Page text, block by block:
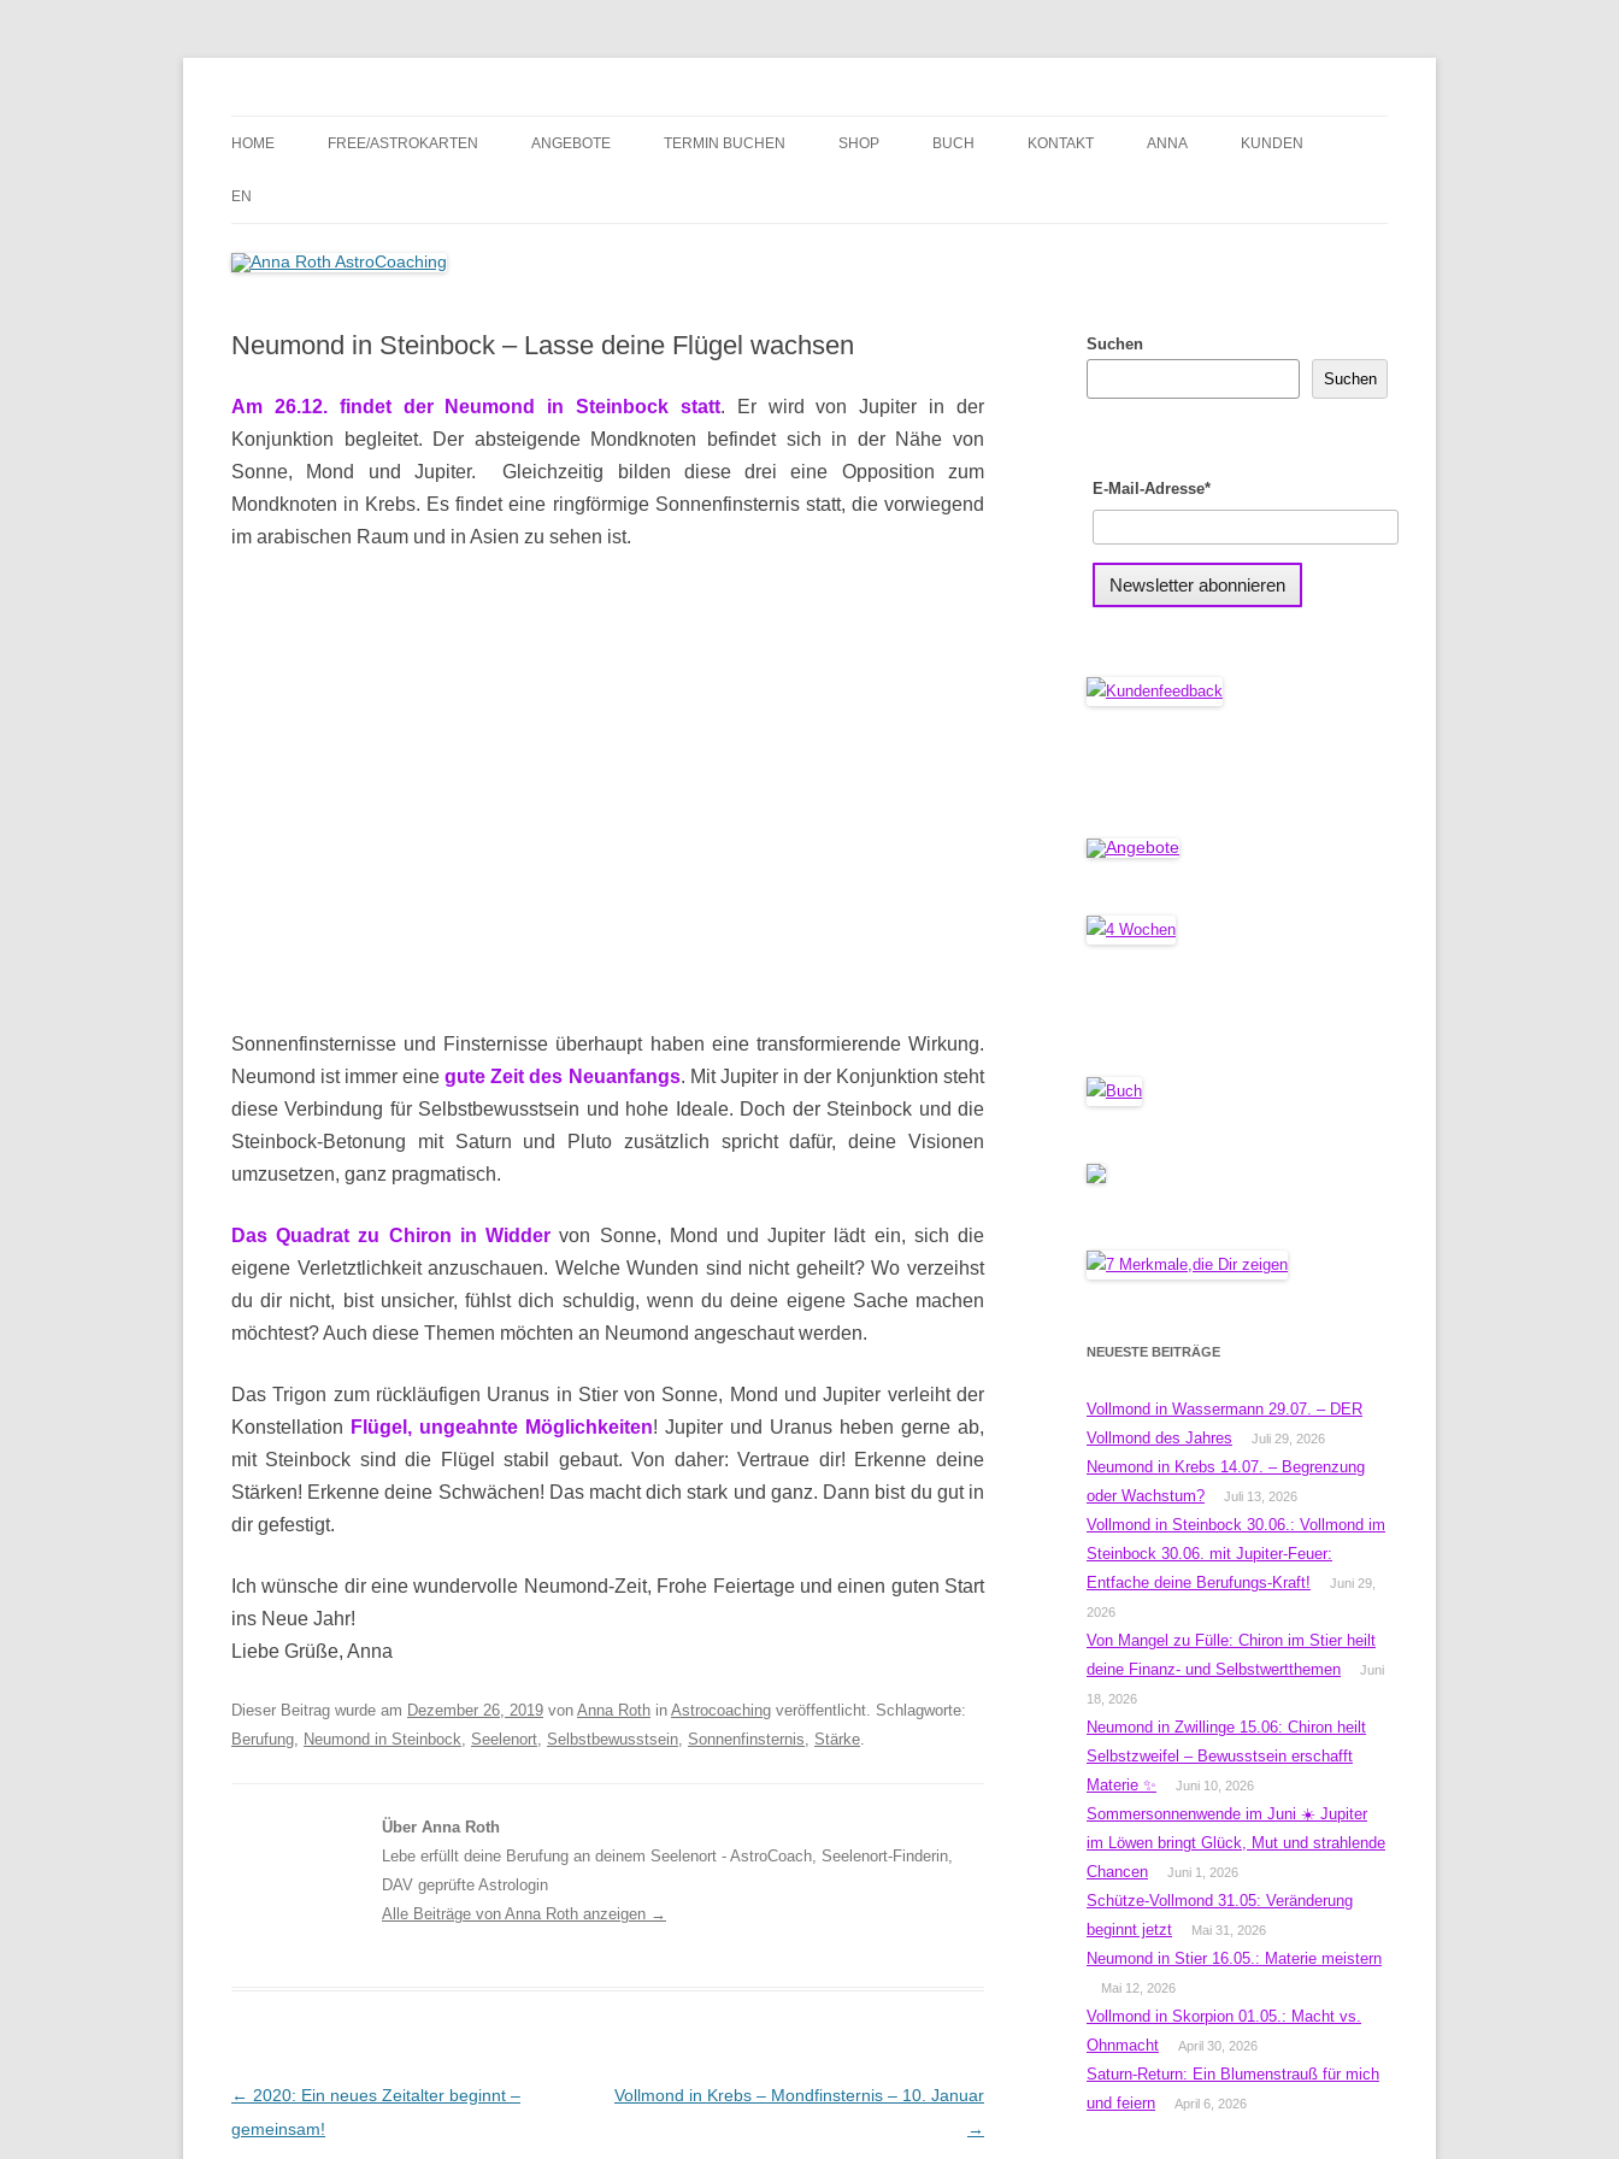
Inhalt
HOME FREE/ASTROKARTEN ANGEBOTE TERMIN BUCHEN SHOP BUCH KONTAKT ANNA KUNDEN
EN
Neumond in Steinbock – Lasse deine Flügel wachsen
Am 26.12. findet der Neumond in Steinbock statt. Er wird von Jupiter in der
Konjunktion begleitet. Der absteigende Mondknoten befindet sich in der Nähe von
Sonne, Mond und Jupiter. Gleichzeitig bilden diese drei eine Opposition zum
Mondknoten in Krebs. Es findet eine ringförmige Sonnenfinsternis statt, die vorwiegend
im arabischen Raum und in Asien zu sehen ist.
Sonnenfinsternisse und Finsternisse überhaupt haben eine transformierende Wirkung.
Neumond ist immer einegute Zeit des Neuanfangs. Mit Jupiter in der Konjunktion steht
diese Verbindung für Selbstbewusstsein und hohe Ideale. Doch der Steinbock und die
Steinbock-Betonung mit Saturn und Pluto zusätzlich spricht dafür, deine Visionen
umzusetzen, ganz pragmatisch.
Das Quadrat zu Chiron in Widder von Sonne, Mond und Jupiter lädt ein, sich die
eigene Verletztlichkeit anzuschauen. Welche Wunden sind nicht geheilt? Wo verzeihst
du dir nicht, bist unsicher, fühlst dich schuldig, wenn du deine eigene Sache machen
möchtest? Auch diese Themen möchten an Neumond angeschaut werden.
Das Trigon zum rückläufigen Uranus in Stier von Sonne, Mond und Jupiter verleiht der
Konstellation Flügel, ungeahnte Möglichkeiten! Jupiter und Uranus heben gerne ab,
mit Steinbock sind die Flügel stabil gebaut. Von daher: Vertraue dir! Erkenne deine
Stärken! Erkenne deine Schwächen! Das macht dich stark und ganz. Dann bist du gut in
dir gefestigt.
Ich wünsche dir eine wundervolle Neumond-Zeit, Frohe Feiertage und einen guten Start
ins Neue Jahr!
Liebe Grüße, Anna
Dieser Beitrag wurde am Dezember 26, 2019 von Anna Roth in Astrocoaching veröffentlicht. Schlagworte:
Berufung, Neumond in Steinbock, Seelenort, Selbstbewusstsein, Sonnenfinsternis, Stärke.
Über Anna Roth
Lebe erfüllt deine Berufung an deinem Seelenort - AstroCoach, Seelenort-Finderin,
DAV geprüfte Astrologin
Alle Beiträge von Anna Roth anzeigen →
Beitragsnavigation
← 2020: Ein neues Zeitalter beginnt –
gemeinsam!
Vollmond in Krebs – Mondfinsternis – 10. Januar
→
Suchen
Suchen
E-Mail-Adresse*
NEUESTE BEITRÄGE
Vollmond in Wassermann 29.07. – DER
Vollmond des Jahres
Juli 29, 2026
Neumond in Krebs 14.07. – Begrenzung
oder Wachstum?
Juli 13, 2026
Vollmond in Steinbock 30.06.: Vollmond im
Steinbock 30.06. mit Jupiter-Feuer:
Entfache deine Berufungs-Kraft!
Juni 29,
2026
Von Mangel zu Fülle: Chiron im Stier heilt
deine Finanz- und Selbstwertthemen
Juni
18, 2026
Neumond in Zwillinge 15.06: Chiron heilt
Selbstzweifel – Bewusstsein erschafft
Materie ✨
Juni 10, 2026
Sommersonnenwende im Juni ☀️ Jupiter
im Löwen bringt Glück, Mut und strahlende
Chancen
Juni 1, 2026
Schütze-Vollmond 31.05: Veränderung
beginnt jetzt
Mai 31, 2026
Neumond in Stier 16.05.: Materie meistern
Mai 12, 2026
Vollmond in Skorpion 01.05.: Macht vs.
Ohnmacht
April 30, 2026
Saturn-Return: Ein Blumenstrauß für mich
und feiern
April 6, 2026